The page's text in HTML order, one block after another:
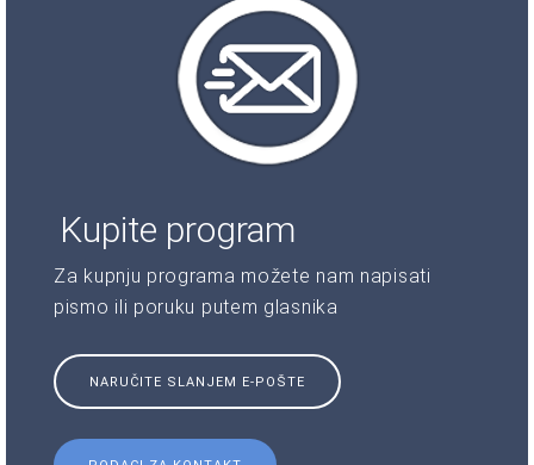
Kupite program
Za kupnju programa možete nam napisati
pismo ili poruku putem glasnika
NARUČITE SLANJEM E-POŠTE